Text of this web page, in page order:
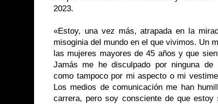
2023.
«Estoy, una vez más, atrapada en la
misoginia del mundo en el que vivimos. Un
las mujeres mayores de 45 años y que
Jamás me he disculpado por ninguna
como tampoco por mi aspecto o mi
Los medios de comunicación me han
carrera, pero soy consciente de que estoy